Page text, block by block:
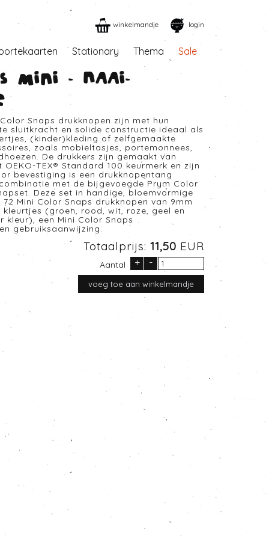
winkelmandje login
Stationary Thema Sale
mini - Naai-
Snaps drukknopen zijn met hun
sluitkracht en solide constructie ideaal als
(kinder)kleding of zelfgemaakte
zoals mobieltasjes, portemonnees,
De drukkers zijn gemaakt van
TEX® Standard 100 keurmerk en zijn
bevestiging is een drukknopentang
met de bijgevoegde Prym Color
Deze set in handige, bloemvormige
Mini Color Snaps drukknopen van 9mm
(groen, rood, wit, roze, geel en
kleur), een Mini Color Snaps
gebruiksaanwijzing.
Totaalprijs: 11,50 EUR
Aantal + -